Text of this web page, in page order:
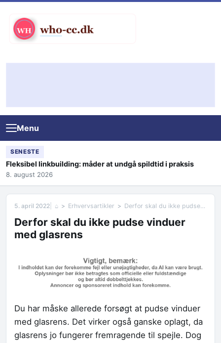
Menu
SENESTE
Fleksibel linkbuilding: måder at undgå spildtid i praksis
8. august 2026
5. april 2022 ⌂ Erhvervsartikler Derfor skal du ikke pudse vinduer med glasrens
Derfor skal du ikke pudse vinduer
med glasrens
Du har måske allerede forsøgt at pudse vinduer
med glasrens. Det virker også ganske oplagt, da
glasrens jo fungerer fremragende til spejle. Dog